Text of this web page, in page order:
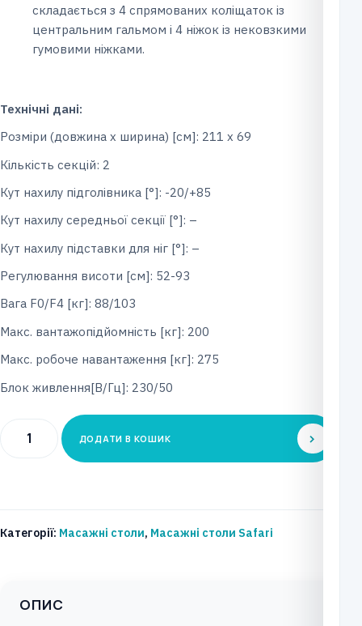
складається з 4 спрямованих коліщаток із
центральним гальмом і 4 ніжок із нековзкими
гумовими ніжками.
Технічні дані:
Розміри (довжина x ширина) [см]: 211 х 69
Кількість секцій: 2
Кут нахилу підголівника [°]: -20/+85
Кут нахилу середньої секції [°]: –
Кут нахилу підставки для ніг [°]: –
Регулювання висоти [см]: 52-93
Вага F0/F4 [кг]: 88/103
Макс. вантажопідйомність [кг]: 200
Макс. робоче навантаження [кг]: 275
Блок живлення[В/Гц]: 230/50
Процедурний
Модель:
F0/E-
ДОДАТИ В КОШИК
Категорії: Масажні столи, Масажні столи Safari
ОПИС